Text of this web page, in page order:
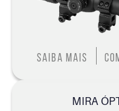
Saiba mais
MIRA